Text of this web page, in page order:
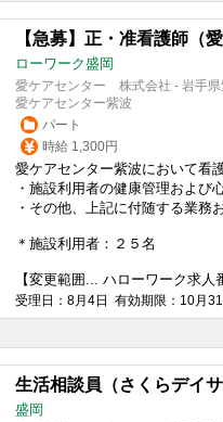
【急募】正・准看護師（
ローワーク盛岡
愛ケアセンター 株式会社 - 岩手県
愛ケアセンター紫波
パート
時給 1,300円
愛ケアセンター紫波において看
・施設利用者の健康管理および
・その他、上記に付随する業務
＊施設利用者：２５名
【変更範囲... ハローワーク求人
受理日：8月4日 有効期限：10月31
生活相談員（さくらデイサ
盛岡